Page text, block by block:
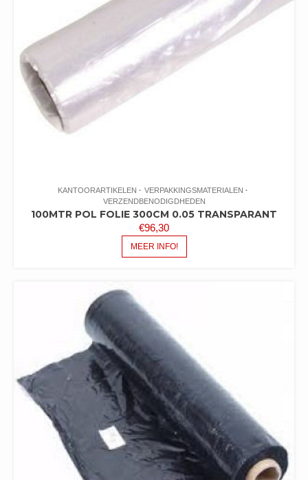
KANTOORARTIKELEN
VERPAKKINGSMATERIALEN
VERZENDBENODIGDHEDEN
100MTR POL FOLIE 300CM 0.05 TRANSPARANT
€96,30
MEER INFO!